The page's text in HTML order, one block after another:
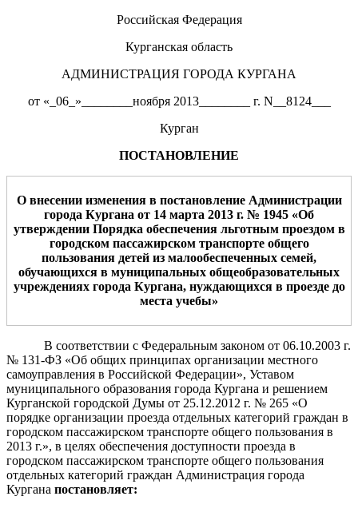
Российская Федерация
Курганская область
АДМИНИСТРАЦИЯ ГОРОДА КУРГАНА
от «_06_»________ноября 2013________ г. N__8124___
Курган
ПОСТАНОВЛЕНИЕ
О внесении изменения в постановлениеАдминистрации
города Кургана от 14 марта 2013 г. № 1945 «Об
утверждении Порядка обеспечения льготным проездом в
городском пассажирском транспорте общего
пользования детей из малообеспеченных семей,
обучающихся в муниципальных общеобразовательных
учреждениях города Кургана, нуждающихся в проезде до
места учебы»
В соответствии с Федеральным законом от 06.10.2003 г.
№ 131-ФЗ «Об общих принципах организации местного
самоуправления в Российской Федерации», Уставом
муниципального образования города Кургана и решением
Курганской городской Думы от 25.12.2012 г. № 265 «О
порядке организации проезда отдельных категорий граждан в
городском пассажирском транспорте общего пользования в
2013 г.», в целях обеспечения доступности проезда в
городском пассажирском транспорте общего пользования
отдельных категорий граждан Администрация города
Кургана постановляет: